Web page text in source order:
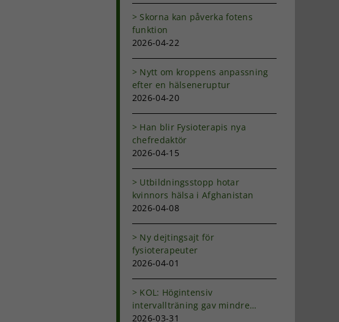
Skorna kan påverka fotens
funktion
2026-04-22
Nytt om kroppens anpassning
efter en hälseneruptur
2026-04-20
Han blir Fysioterapis nya
chefredaktör
2026-04-15
Utbildningsstopp hotar
kvinnors hälsa i Afghanistan
2026-04-08
Ny dejtingsajt för
fysioterapeuter
2026-04-01
KOL: Högintensiv
intervallträning gav mindre
andfåddhet
2026-03-31